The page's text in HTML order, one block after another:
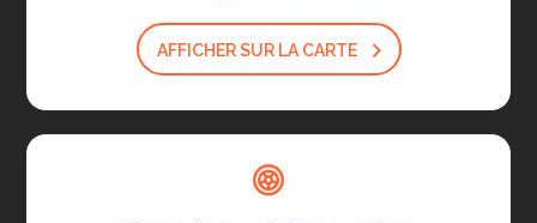
AFFICHER SUR LA CARTE